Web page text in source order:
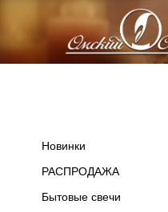
Новинки
РАСПРОДАЖА
Бытовые свечи